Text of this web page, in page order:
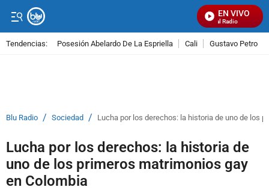
EN VIVO
Señal Visual Radio
Tendencias: Posesión Abelardo De La Espriella Cali Gustavo Petro
Blu Radio / Sociedad / Lucha por los derechos: la historia de uno de los
Lucha por los derechos: la historia de
uno de los primeros matrimonios gay
en Colombia